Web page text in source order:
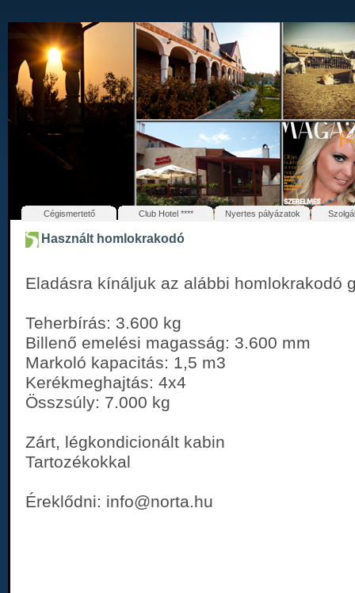
Cégismertető Club Hotel **** Nyertes pályázatok
Használt homlokrakodó
Eladásra kínáljuk az alábbi homlokrakodó
Teherbírás: 3.600 kg
Billenő emelési magasság: 3.600 mm
Markoló kapacitás: 1,5 m3
Kerékmeghajtás: 4x4
Összsúly: 7.000 kg
Zárt, légkondicionált kabin
Tartozékokkal
Éreklődni: info@norta.hu